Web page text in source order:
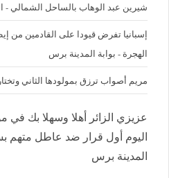
شيرين عبد الوهاب بالساحل الشمالي -
إسبانيا تفرض قيودا على القادمين من
الهجرة - بوابة المدينة برس
مريم أصواب ترزق بمولودها الثاني
عزيزي الزائر أهلا وسهلا بك في
اليوم أول قرار ضد عاطل متهم
المدينة برس